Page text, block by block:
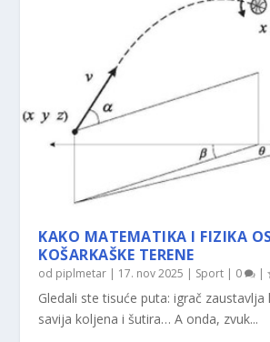
KAKO MATEMATIKA I FIZIKA
KOŠARKAŠKE TERENE
od piplmetar | 17. nov 2025 | Sport | 0 |
Gledali ste tisuće puta: igrač
savija koljena i šutira… A onda, zvuk...